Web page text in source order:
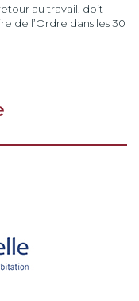
au travail, doit
de l’Ordre dans les 30